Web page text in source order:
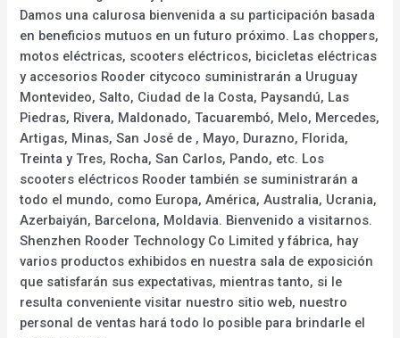
Damos una calurosa bienvenida a su participación basada
en beneficios mutuos en un futuro próximo. Las choppers,
motos eléctricas, scooters eléctricos, bicicletas eléctricas
y accesorios Rooder citycoco suministrarán a Uruguay
Montevideo, Salto, Ciudad de la Costa, Paysandú, Las
Piedras, Rivera, Maldonado, Tacuarembó, Melo, Mercedes,
Artigas, Minas, San José de , Mayo, Durazno, Florida,
Treinta y Tres, Rocha, San Carlos, Pando, etc. Los
scooters eléctricos Rooder también se suministrarán a
todo el mundo, como Europa, América, Australia, Ucrania,
Azerbaiyán, Barcelona, Moldavia. Bienvenido a visitarnos.
Shenzhen Rooder Technology Co Limited y fábrica, hay
varios productos exhibidos en nuestra sala de exposición
que satisfarán sus expectativas, mientras tanto, si le
resulta conveniente visitar nuestro sitio web, nuestro
personal de ventas hará todo lo posible para brindarle el